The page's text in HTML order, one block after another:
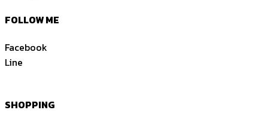
FOLLOW ME
Facebook
Line
SHOPPING